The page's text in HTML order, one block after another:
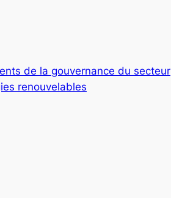
de la gouvernance du secteur
renouvelables